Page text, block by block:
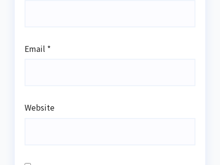
Email *
Website